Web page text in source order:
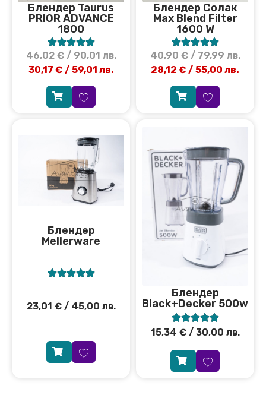
Блендер Taurus
PRIOR ADVANCE
1800

46,02€/ 90,01 лв.
30,17 € / 59,01 лв.
Блендер Солак
Max Blend Filter
1600 W

40,90€/ 79,99 лв.
28,12 € / 55,00 лв.
Блендер
Mellerware

23,01 €/ 45,00 лв.
Блендер
Black+Decker 500w

15,34 €/ 30,00 лв.